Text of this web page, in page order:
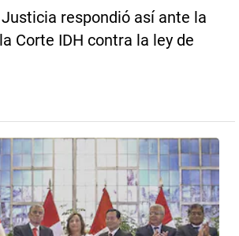
respondió así ante la
Corte IDH contra la ley de